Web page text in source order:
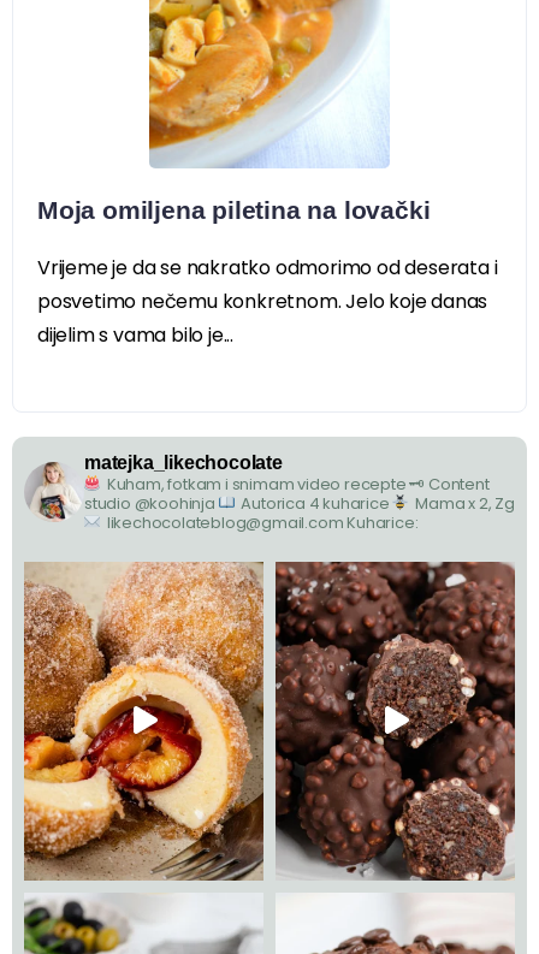
Moja omiljena piletina na lovački
Vrijeme je da se nakratko odmorimo od deserata i
posvetimo nečemu konkretnom. Jelo koje danas
dijelim s vama bilo je...
matejka_likechocolate
Kuham, fotkam i snimam video recepte🗝 Content
studio @koohinja
Autorica 4 kuharice
Mama x 2, Zg
likechocolateblog@gmail.com Kuharice: